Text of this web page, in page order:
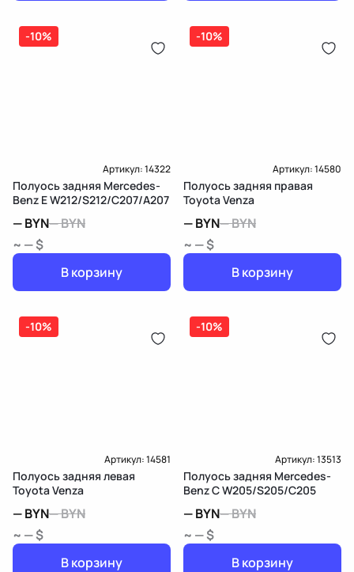
-10%
Артикул:14322
Полуось задняя Mercedes-
Benz E W212/S212/C207/A207
—BYN—BYN
~ — $
В корзину
-10%
Артикул:14580
Полуось задняя правая
Toyota Venza
—BYN—BYN
~ — $
В корзину
-10%
Артикул:14581
Полуось задняя левая
Toyota Venza
—BYN—BYN
~ — $
В корзину
-10%
Артикул:13513
Полуось задняя Mercedes-
Benz C W205/S205/C205
—BYN—BYN
~ — $
В корзину